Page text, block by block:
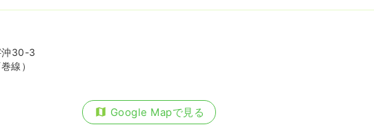
沖30-3
線）
Google Mapで見る